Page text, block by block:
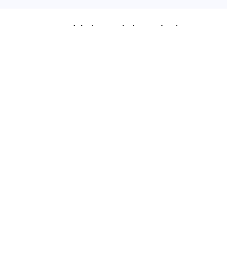
Le STATEC produit des statistiques, études et